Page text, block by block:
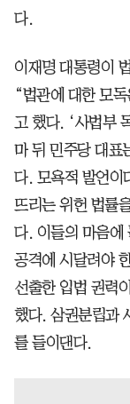
다.
이재명 대통령이
“법관에 대한 모
고 했다. ‘사법부
마 뒤 민주당 대표
다. 모욕적 발언이
뜨리는 위헌 법률
다. 이들의 마음에
공격에 시달려야
선출한 입법 권력
했다. 삼권분립과
를 들이댄다.